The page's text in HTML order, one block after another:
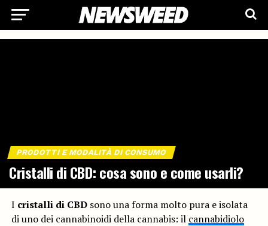
PRODOTTI E MODALITÀ DI CONSUMO
Cristalli di CBD: cosa sono e come usarli?
I cristalli di CBDsono una forma molto pura e isolata
di uno dei cannabinoidi della cannabis: il cannabidiolo